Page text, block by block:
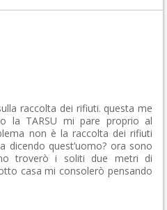
raccolta dei rifiuti. questa me
la TARSU mi pare proprio al
non è la raccolta dei rifiuti
dicendo quest’uomo? ora sono
troverò i soliti due metri di
casa mi consolerò pensando